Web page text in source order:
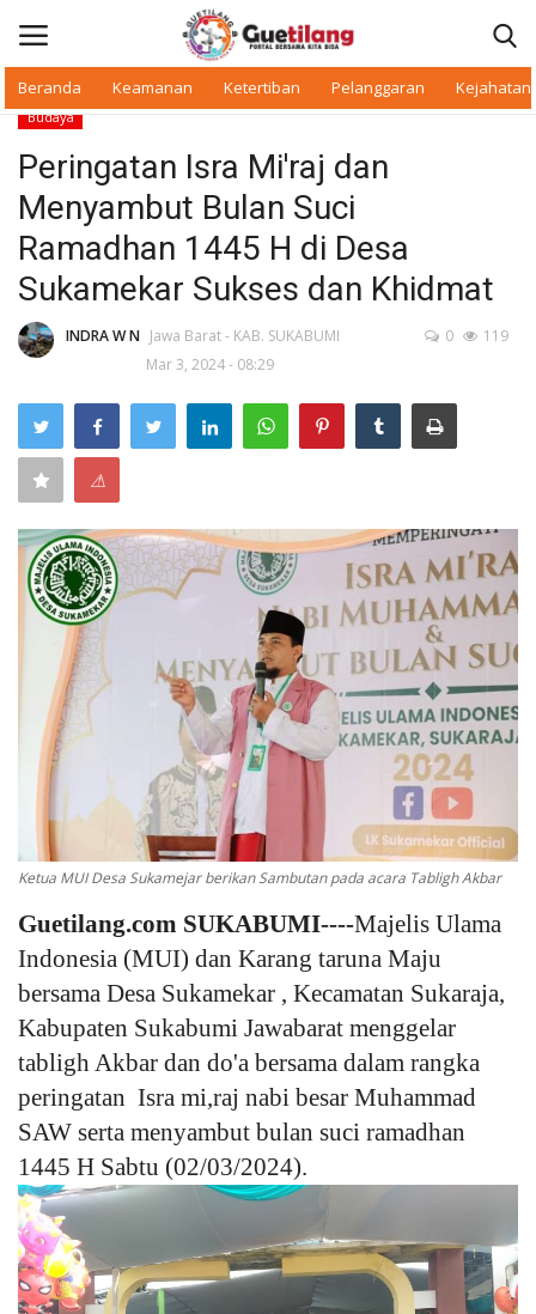
Beranda Keamanan Ketertiban Pelanggaran Kejahatan
Beranda
Daerah
Makan Bergizi
Pelanggaran
Keamanan
Kejahatan
Cybers Event
UMKM & Ekonomi Kreatif
Pekerja Migran Indonesia
Ekonomi
Pendidikan
Informasi Journalism
Olahraga
Kesehatan
Layanan Publik
Perempuan/Anak
Budaya
Peringatan Isra Mi'raj dan
Menyambut Bulan Suci
Ramadhan 1445 H di Desa
Sukamekar Sukses dan Khidmat
INDRA W N Jawa Barat - KAB. SUKABUMI
Mar 3, 2024 - 08:29
0 119
⚠
Ketua MUI Desa Sukamejar berikan Sambutan pada acara Tabligh Akbar
Guetilang.com SUKABUMI----Majelis Ulama
Indonesia (MUI) dan Karang taruna Maju
bersama Desa Sukamekar , Kecamatan Sukaraja,
Kabupaten Sukabumi Jawabarat menggelar
tabligh Akbar dan do'a bersama dalam rangka
peringatan Isra mi,raj nabi besar Muhammad
SAW serta menyambut bulan suci ramadhan
1445 H Sabtu (02/03/2024).